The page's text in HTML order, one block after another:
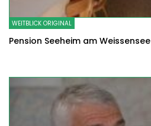
WEITBLICK ORIGINAL
Pension Seeheim am Weissensee